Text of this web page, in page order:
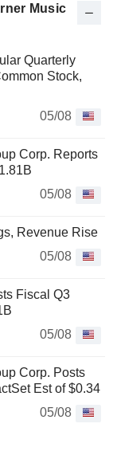
Music
Quarterly
Stock,
05/08
Corp. Reports
05/08
Revenue Rise
05/08
Fiscal Q3
05/08
Corp. Posts
Est of $0.34
05/08